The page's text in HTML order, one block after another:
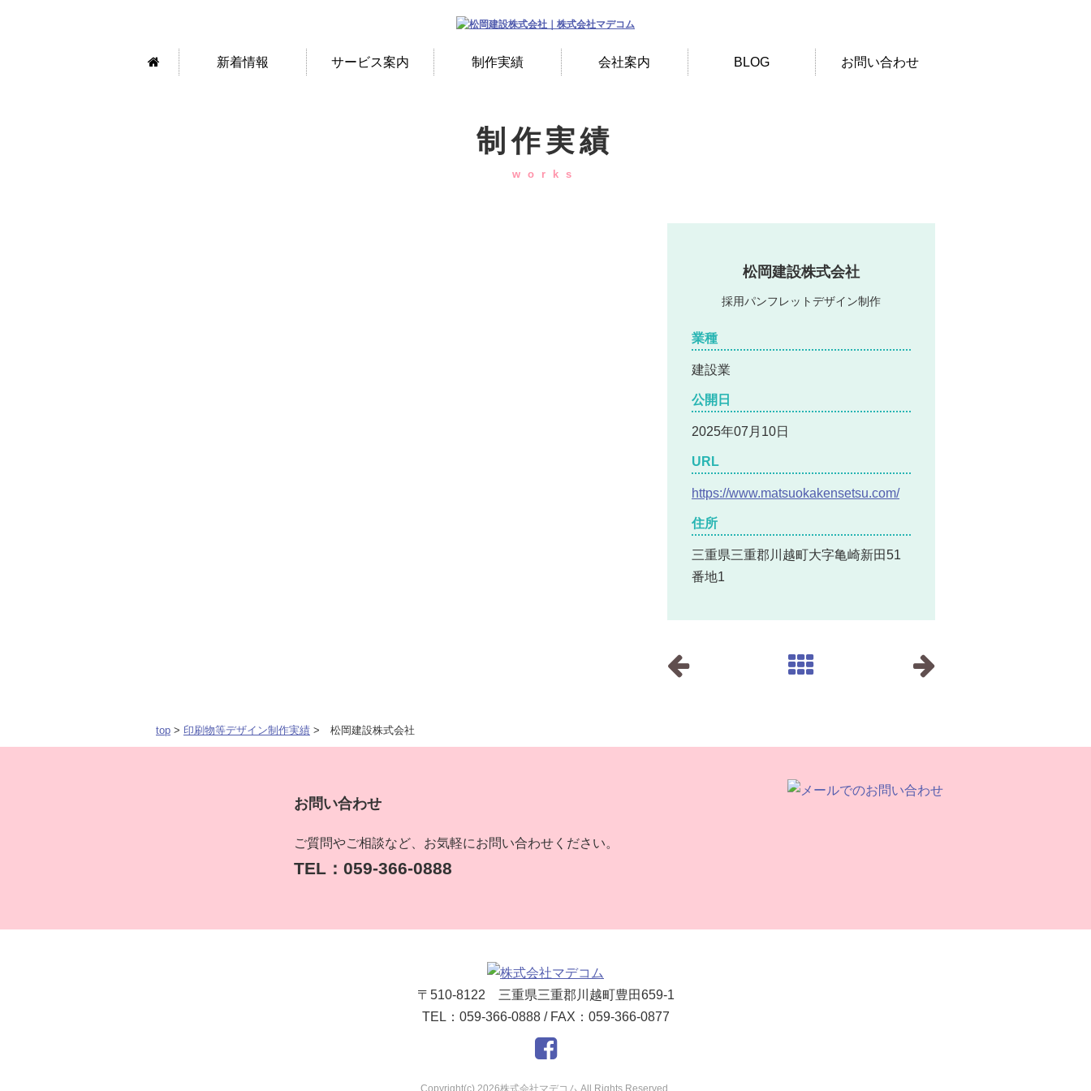
新着情報 サービス案内 制作実績 会社案内 BLOG お問い合わせ
制作実績
works
松岡建設株式会社
採用パンフレットデザイン制作
業種
建設業
公開日
2025年07月10日
URL
https://www.matsuokakensetsu.com/
住所
三重県三重郡川越町大字亀崎新田51
番地1
top > 印刷物等デザイン制作実績 > 松岡建設株式会社
お問い合わせ
ご質問やご相談など、お気軽にお問い合わせください。
TEL：059-366-0888
〒510-8122 三重県三重郡川越町豊田659-1
TEL：059-366-0888 / FAX：059-366-0877
Copyright(c) 2026株式会社マデコム All Rights Reserved.